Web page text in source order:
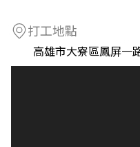
打工地點
高雄市大寮區鳳屏一